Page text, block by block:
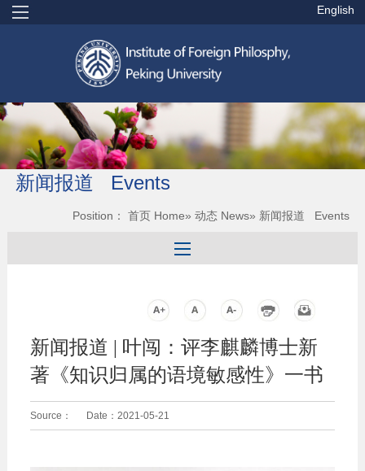
English
新闻报道 Events
Position：首页 Home»动态 News» 新闻报道 Events
新闻报道 | 叶闯：评李麒麟博士新
著《知识归属的语境敏感性》一书
Source： Date： 2021-05-21